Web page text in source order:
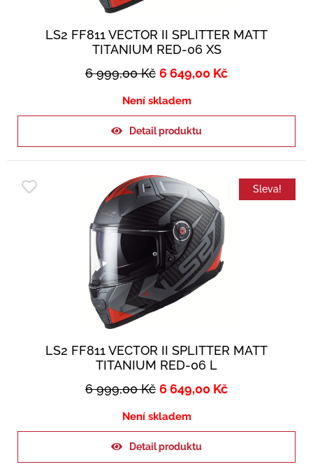
LS2 FF811 VECTOR II SPLITTER MATT
TITANIUM RED-06 XS
6 999,00Kč 6 649,00 Kč
Není skladem
Detail produktu
Sleva!
LS2 FF811 VECTOR II SPLITTER MATT
TITANIUM RED-06 L
6 999,00Kč 6 649,00 Kč
Není skladem
Detail produktu